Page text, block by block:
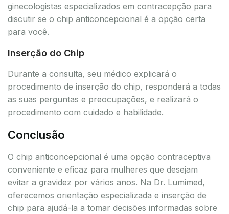
ginecologistas especializados em contracepção para
discutir se o chip anticoncepcional é a opção certa
para você.
Inserção do Chip
Durante a consulta, seu médico explicará o
procedimento de inserção do chip, responderá a todas
as suas perguntas e preocupações, e realizará o
procedimento com cuidado e habilidade.
Conclusão
O chip anticoncepcional é uma opção contraceptiva
conveniente e eficaz para mulheres que desejam
evitar a gravidez por vários anos. Na Dr. Lumimed,
oferecemos orientação especializada e inserção de
chip para ajudá-la a tomar decisões informadas sobre